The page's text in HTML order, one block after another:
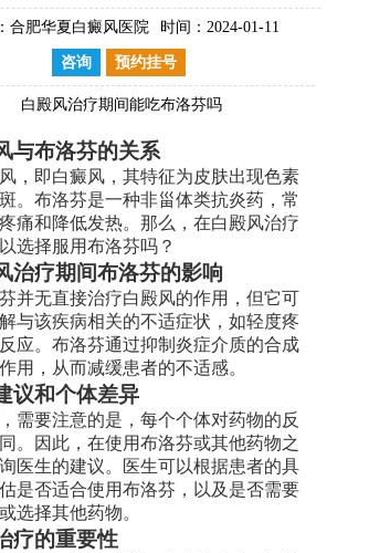
合肥华夏白癜风医院 时间：2024-01-11
咨询 预约挂号
白殿风治疗期间能吃布洛芬吗
与布洛芬的关系
即白癜风，其特征为皮肤出现色素
。布洛芬是一种非甾体类抗炎药，常
痛和降低发热。那么，在白殿风治疗
选择服用布洛芬吗？
治疗期间布洛芬的影响
无直接治疗白殿风的作用，但它可
与该疾病相关的不适症状，如轻度疼
应。布洛芬通过抑制炎症介质的合成
用，从而减缓患者的不适感。
议和个体差异
要注意的是，每个个体对药物的反
。因此，在使用布洛芬或其他药物之
医生的建议。医生可以根据患者的具
是否适合使用布洛芬，以及是否需要
选择其他药物。
疗的重要性